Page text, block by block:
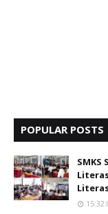
POPULAR POSTS